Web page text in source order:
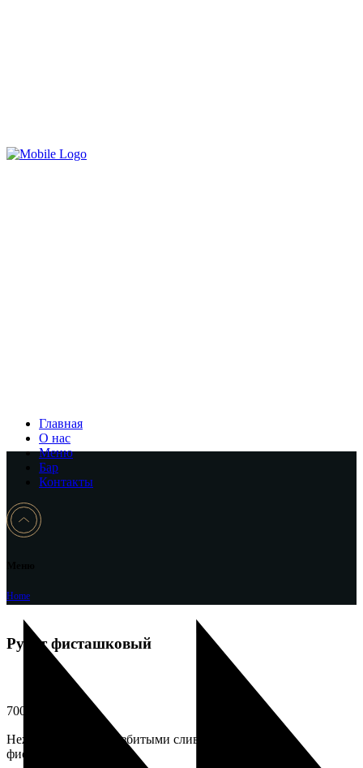
Главная
О нас
Меню
Бар
Контакты
Home
Рулет фисташковый
700
Нежный бисквит с взбитыми сливками, малиной и
фисташкой.